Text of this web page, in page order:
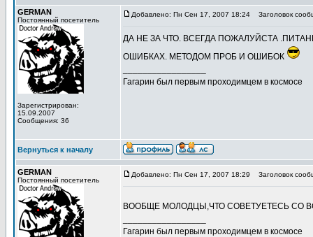
GERMAN
Постоянный посетитель
Зарегистрирован:
15.09.2007
Сообщения: 36
Добавлено: Пн Сен 17, 2007 18:24 Заголовок
ДА НЕ ЗА ЧТО. ВСЕГДА ПОЖАЛУЙСТА
ОШИБКАХ. МЕТОДОМ ПРОБ И ОШИБОК
Гагарин был первым проходимцем в космосе
Вернуться к началу
GERMAN
Постоянный посетитель
Добавлено: Пн Сен 17, 2007 18:29 Заголовок
ВООБЩЕ МОЛОДЦЫ,ЧТО СОВЕТУЕТЕСЬ СО
Гагарин был первым проходимцем в космосе